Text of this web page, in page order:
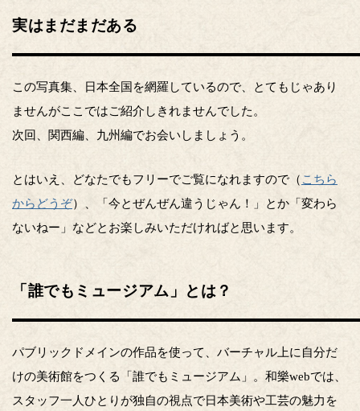
実はまだまだある
この写真集、日本全国を網羅しているので、とてもじゃあり
ませんがここではご紹介しきれませんでした。
次回、関西編、九州編でお会いしましょう。
とはいえ、どなたでもフリーでご覧になれますので（ こちら
からどうぞ）、「今とぜんぜん違うじゃん！」とか「変わら
ないねー」などとお楽しみいただければと思います。
「誰でもミュージアム」とは？
パブリックドメインの作品を使って、バーチャル上に自分だ
けの美術館をつくる「誰でもミュージアム」。和樂webでは、
スタッフ一人ひとりが独自の視点で日本美術や工芸の魅力を